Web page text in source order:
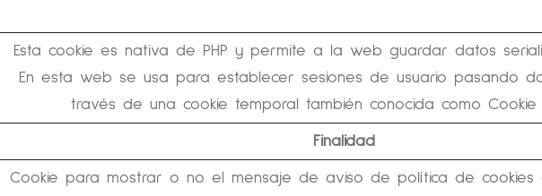
Esta cookie es nativa de PHP y permite a la web guardar datos
En esta web se usa para establecer sesiones de usuario pasando
través de una cookie temporal también conocida como Cookie
Finalidad
Cookie para mostrar o no el mensaje de aviso de política de